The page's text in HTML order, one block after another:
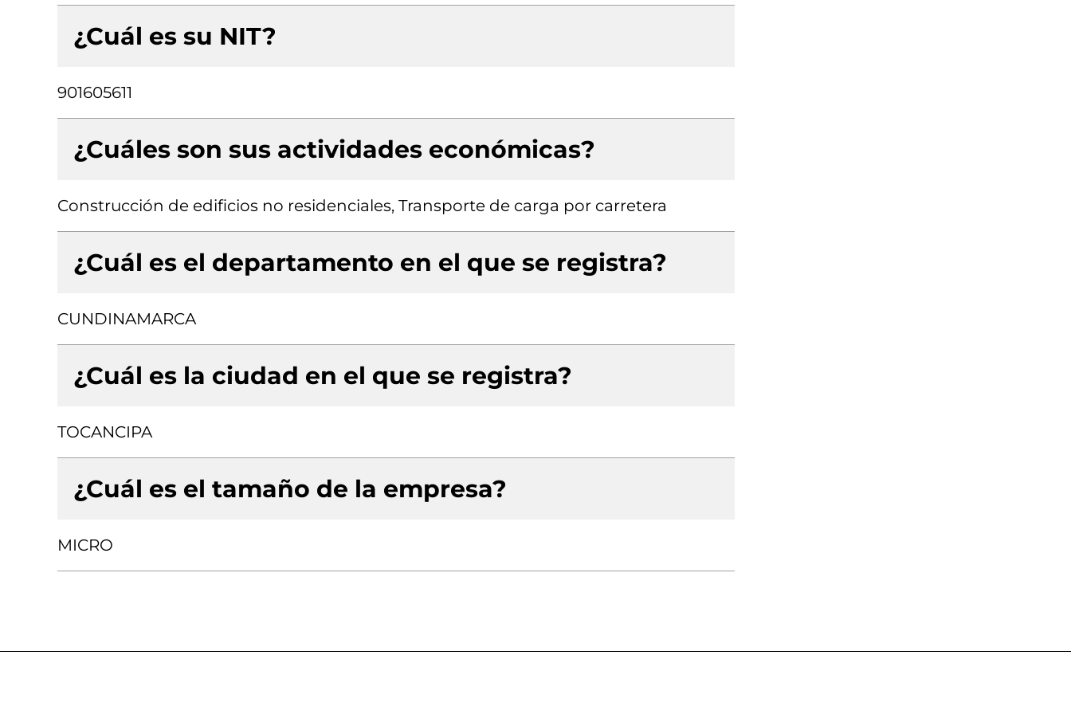
¿Cuál es su NIT?
901605611
¿Cuáles son sus actividades económicas?
Construcción de edificios no residenciales, Transporte de carga por carretera
¿Cuál es el departamento en el que se registra?
CUNDINAMARCA
¿Cuál es la ciudad en el que se registra?
TOCANCIPA
¿Cuál es el tamaño de la empresa?
MICRO